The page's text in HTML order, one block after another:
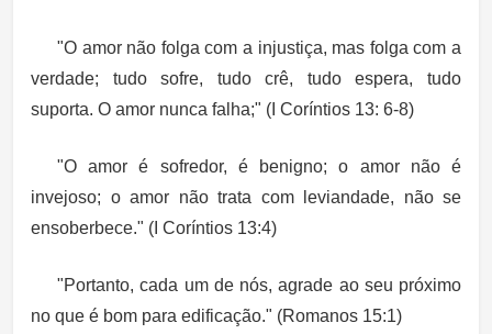
"O amor não folga com a injustiça, mas folga com a
verdade; tudo sofre, tudo crê, tudo espera, tudo
suporta. O amor nunca falha;" (I Coríntios 13: 6-8)
"O amor é sofredor, é benigno; o amor não é
invejoso; o amor não trata com leviandade, não se
ensoberbece." (I Coríntios 13:4)
"Portanto, cada um de nós, agrade ao seu próximo
no que é bom para edificação." (Romanos 15:1)